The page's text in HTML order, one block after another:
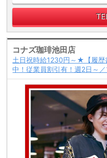
コナズ珈琲池田店
土日祝時給1230円～★【履歴
中！従業員割引有！週2日～